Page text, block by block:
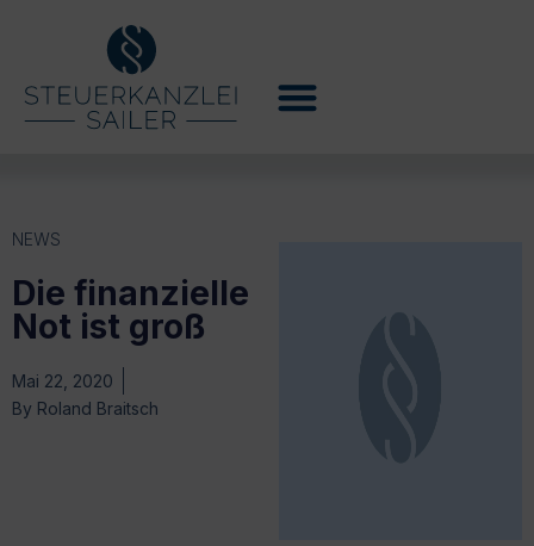
NEWS
Die finanzielle
Not ist groß
Mai 22, 2020
By Roland Braitsch